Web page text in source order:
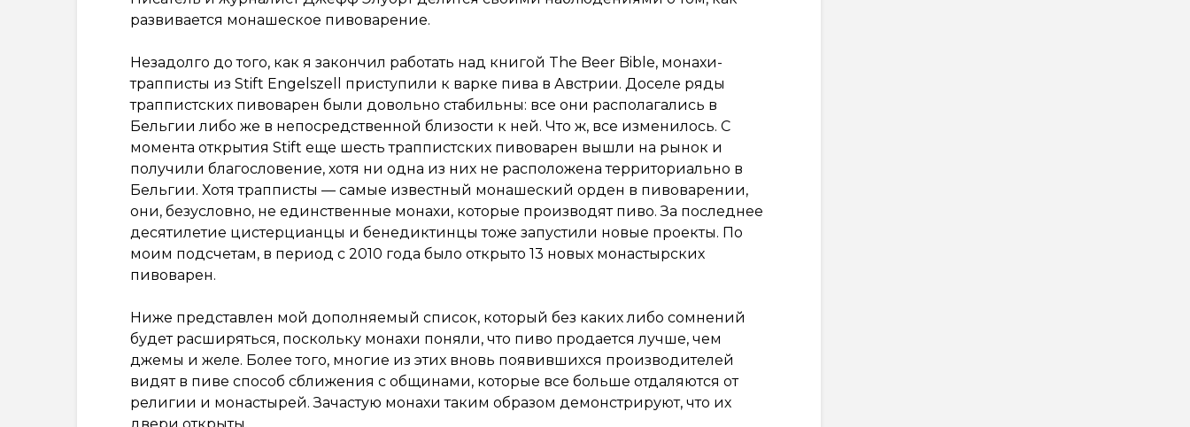
развивается монашеское пивоварение.
Незадолго до того, как я закончил работать над книгой The Beer Bible, монахи-
трапписты из Stift Engelszell приступили к варке пива в Австрии. Доселе ряды
траппистских пивоварен были довольно стабильны: все они располагались в
Бельгии либо же в непосредственной близости к ней. Что ж, все изменилось. С
момента открытия Stift еще шесть траппистских пивоварен вышли на рынок и
получили благословение, хотя ни одна из них не расположена территориально в
Бельгии. Хотя трапписты — самые известный монашеский орден в пивоварении,
они, безусловно, не единственные монахи, которые производят пиво. За последнее
десятилетие цистерцианцы и бенедиктинцы тоже запустили новые проекты. По
моим подсчетам, в период с 2010 года было открыто 13 новых монастырских
пивоварен.
Ниже представлен мой дополняемый список, который без каких либо сомнений
будет расширяться, поскольку монахи поняли, что пиво продается лучше, чем
джемы и желе. Более того, многие из этих вновь появившихся производителей
видят в пиве способ сближения с общинами, которые все больше отдаляются от
религии и монастырей. Зачастую монахи таким образом демонстрируют, что их